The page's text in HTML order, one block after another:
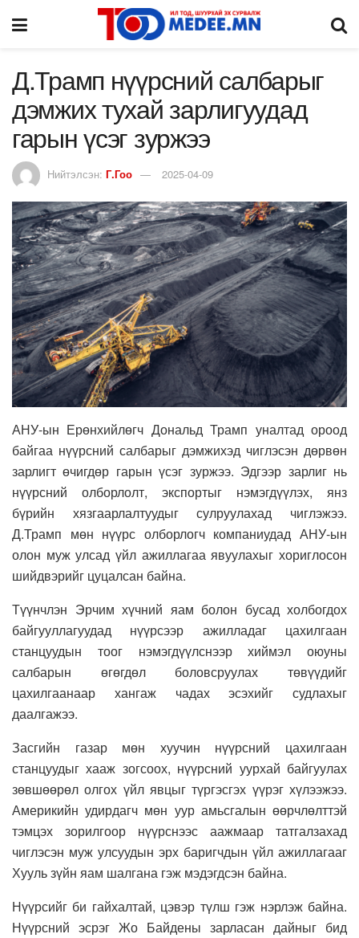
Д.Трамп нүүрсний салбарыг
дэмжих тухай зарлигуудад
гарын үсэг зуржээ
Нийтэлсэн: Г.Гоо 2025-04-09
АНУ-ын Ерөнхийлөгч Дональд Трамп уналтад ороод
байгаа нүүрсний салбарыг дэмжихэд чиглэсэн дөрвөн
зарлигт өчигдөр гарын үсэг зуржээ. Эдгээр зарлиг нь
нүүрсний олборлолт, экспортыг нэмэгдүүлэх, янз
бүрийн хязгаарлалтуудыг сулруулахад чиглэжээ.
Д.Трамп мөн нүүрс олборлогч компаниудад АНУ-ын
олон муж улсад үйл ажиллагаа явуулахыг хориглосон
шийдвэрийг цуцалсан байна.
Түүнчлэн Эрчим хүчний яам болон бусад холбогдох
байгууллагуудад нүүрсээр ажилладаг цахилгаан
станцуудын тоог нэмэгдүүлснээр хиймэл оюуны
салбарын өгөгдөл боловсруулах төвүүдийг
цахилгаанаар хангаж чадах эсэхийг судлахыг
даалгажээ.
Засгийн газар мөн хуучин нүүрсний цахилгаан
станцуудыг хааж зогсоох, нүүрсний уурхай байгуулах
зөвшөөрөл олгох үйл явцыг түргэсгэх үүрэг хүлээжээ.
Америкийн удирдагч мөн уур амьсгалын өөрчлөлттэй
тэмцэх зорилгоор нүүрснээс аажмаар татгалзахад
чиглэсэн муж улсуудын эрх баригчдын үйл ажиллагааг
Хууль зүйн яам шалгана гэж мэдэгдсэн байна.
Нүүрсийг би гайхалтай, цэвэр түлш гэж нэрлэж байна.
Нүүрсний эсрэг Жо Байдены зарласан дайныг бид